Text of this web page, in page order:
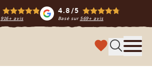
916+ avis
4.8/5
Basé sur 569+ avis